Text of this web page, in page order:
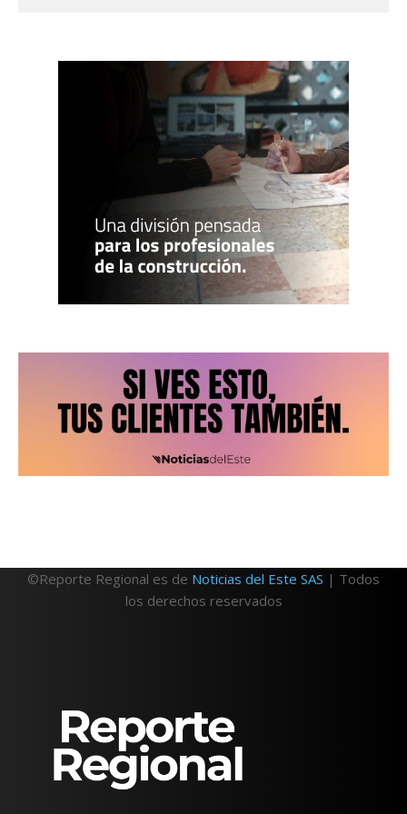
©Reporte Regional es de Noticias del Este SAS | Todos
los derechos reservados